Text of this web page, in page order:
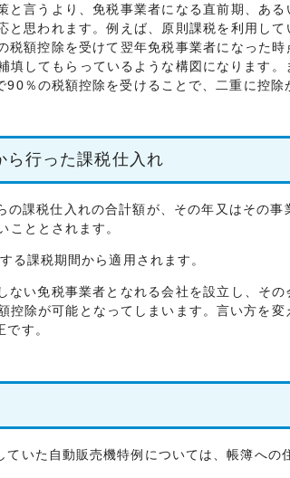
言うより、免税事業者になる直前期、あ
と思われます。例えば、原則課税を利用し
額控除を受けて翌年免税事業者になった
填してもらっているような構図になります
％の税額控除を受けることで、二重に控除
ら行った課税仕入れ
課税仕入れの合計額が、その年又はその
こととされます。
課税期間から適用されます。
い免税事業者となれる会社を設立し、そ
控除が可能となってしまいます。言い方を
す。
いた自動販売機特例については、帳簿への